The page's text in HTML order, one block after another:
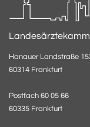
Hanauer Landstraße
60314 Frankfurt
Postfach 60 05 66
60335 Frankfurt